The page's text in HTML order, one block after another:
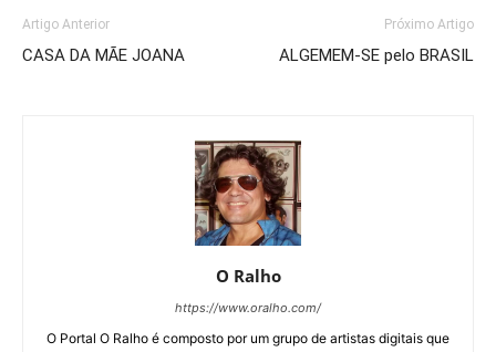
Artigo Anterior
CASA DA MÃE JOANA
Próximo Artigo
ALGEMEM-SE pelo BRASIL
O Ralho
https://www.oralho.com/
O Portal O Ralho é composto por um grupo de artistas digitais que